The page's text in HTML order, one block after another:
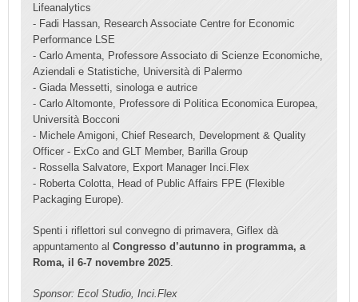
Lifeanalytics
- Fadi Hassan, Research Associate Centre for Economic
Performance LSE
- Carlo Amenta, Professore Associato di Scienze Economiche,
Aziendali e Statistiche, Università di Palermo
- Giada Messetti, sinologa e autrice
- Carlo Altomonte, Professore di Politica Economica Europea,
Università Bocconi
- Michele Amigoni, Chief Research, Development & Quality
Officer - ExCo and GLT Member, Barilla Group
- Rossella Salvatore, Export Manager Inci.Flex
- Roberta Colotta, Head of Public Affairs FPE (Flexible
Packaging Europe).
Spenti i riflettori sul convegno di primavera, Giflex dà
appuntamento al Congresso d’autunno in programma, a
Roma, il 6-7 novembre 2025
Sponsor: Ecol Studio, Inci.Flex